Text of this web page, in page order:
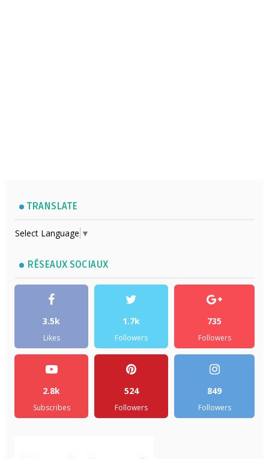
TRANSLATE
Select Language ▼
RÉSEAUX SOCIAUX
3.5k
Likes
1.7k
Followers
735
Followers
2.8k
Subscribes
524
Followers
849
Followers